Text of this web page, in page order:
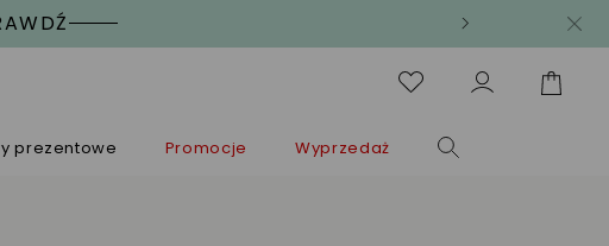
prezentowe Promocje Wyprzedaż